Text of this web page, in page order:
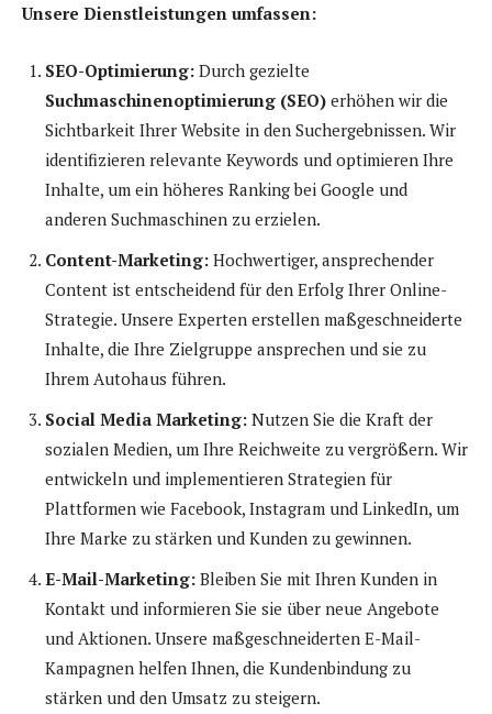
Unsere Dienstleistungen umfassen:
SEO-Optimierung: Durch gezielte
Suchmaschinenoptimierung (SEO) erhöhen wir die
Sichtbarkeit Ihrer Website in den Suchergebnissen. Wir
identifizieren relevante Keywords und optimieren Ihre
Inhalte, um ein höheres Ranking bei Google und
anderen Suchmaschinen zu erzielen.
Content-Marketing: Hochwertiger, ansprechender
Content ist entscheidend für den Erfolg Ihrer Online-
Strategie. Unsere Experten erstellen maßgeschneiderte
Inhalte, die Ihre Zielgruppe ansprechen und sie zu
Ihrem Autohaus führen.
Social Media Marketing: Nutzen Sie die Kraft der
sozialen Medien, um Ihre Reichweite zu vergrößern. Wir
entwickeln und implementieren Strategien für
Plattformen wie Facebook, Instagram und LinkedIn, um
Ihre Marke zu stärken und Kunden zu gewinnen.
E-Mail-Marketing: Bleiben Sie mit Ihren Kunden in
Kontakt und informieren Sie sie über neue Angebote
und Aktionen. Unsere maßgeschneiderten E-Mail-
Kampagnen helfen Ihnen, die Kundenbindung zu
stärken und den Umsatz zu steigern.